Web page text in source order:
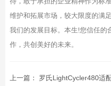
维护和拓展市场，较大限度的满
我们的发展目标。本生!您信任的
作，共创美好的未来。
上一篇： 罗氏LightCycler480适